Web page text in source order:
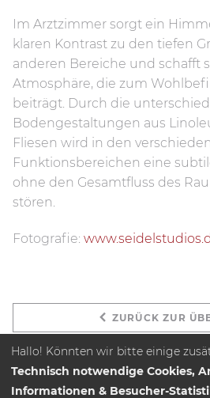
Im Arztzimmer sorgt ein
klaren Kontrast zu den tiefen
anderen Bereiche und schafft
Atmosphäre, die zum
beiträgt. Durch die
Bodengestaltungen aus
Fliesen wird in den
Funktionsbereichen eine
ohne den Gesamtfluss des
stören.
Fotografie:
ZURÜCK ZUR
Hallo! Könnten wir bitte einige
Technisch notwendige Cookies,
Informationen & Besucher-